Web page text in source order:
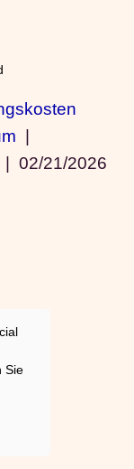
Sie
|
| 02/21/2026